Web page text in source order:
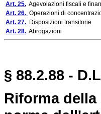
Art. 25. Agevolazioni fiscali e
Art. 26. Operazioni di
Art. 27. Disposizioni transitorie
Art. 28. Abrogazioni
§ 88.2.88 -
Riforma